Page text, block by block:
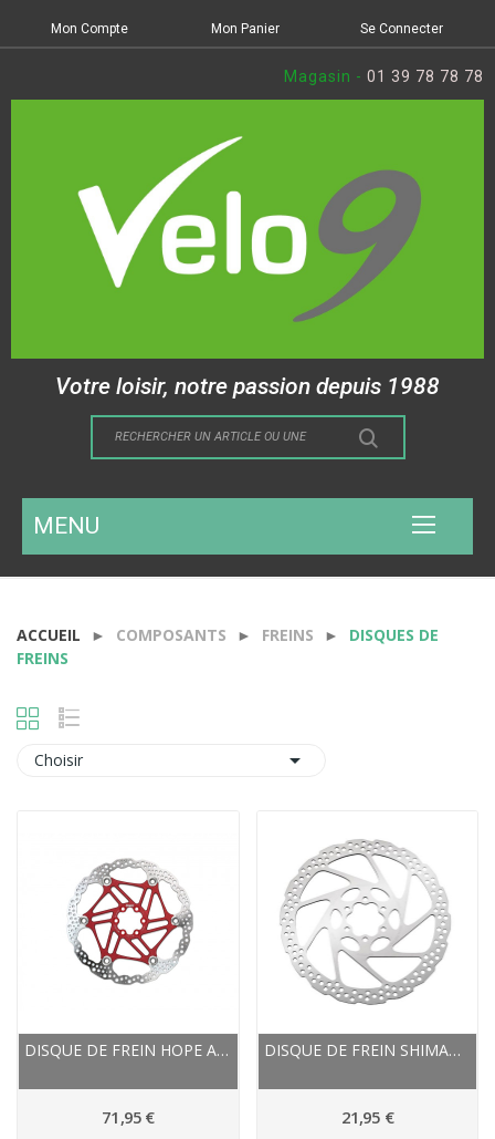
Mon Compte Mon Panier Se Connecter
Magasin - 01 39 78 78 78
Votre loisir, notre passion depuis 1988
MENU
ACCUEIL COMPOSANTS FREINS
DISQUES DE
FREINS
Choisir 
DISQUE DE FREIN HOPE ACIER INOX NEW STANDARD,...
71,95 €
DISQUE DE FREIN SHIMANO ACIER INOX SM RT56M
21,95 €